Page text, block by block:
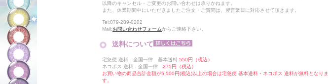
以降のキャンセル・ご変更のお問い合わせは承りかねます。
また、休業期間中にいただきましたご注文・ご質問は、翌営業日に対応させて頂きます。
Tel:079-289-0202
Mail:お問い合わせフォームからご連絡下さい。
送料について
宅急便 送料：全国一律 基本送料 550円（税込）
ネコポス 送料：全国一律 275円（税込）
お買い物の商品合計金額が5,500円(税込)以上の場合は宅急便 基本送料・ネコポス 送料が無料となりま
す。